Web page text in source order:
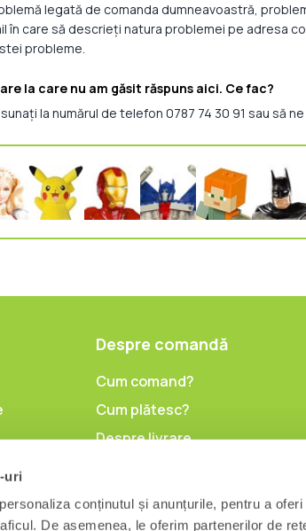
uri
conținutul și anunțurile, pentru a
De asemenea, le oferim partenerilor de
legată de comanda dumneavoastră,
în care să descrieți natura problemei pe adresa
probleme.
la care nu am găsit răspuns aici. Ce fac?
la numărul de telefon 0787 74 30 91 sau să
cu
Despre comandă
Cum comand?
Cum plătesc?
Despre livrare